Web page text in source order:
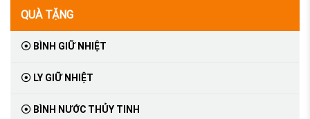
QUÀ TẶNG
BÌNH GIỮ NHIỆT
LY GIỮ NHIỆT
BÌNH NƯỚC THỦY TINH